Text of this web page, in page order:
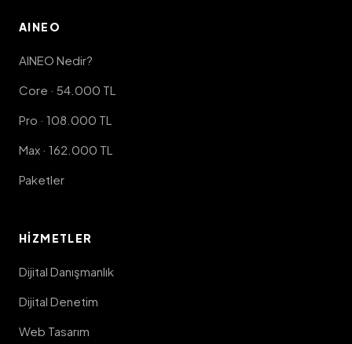
AINEO
AINEO Nedir?
Core · 54.000 TL
Pro · 108.000 TL
Max · 162.000 TL
Paketler
HIZMETLER
Dijital Danışmanlık
Dijital Denetim
Web Tasarım